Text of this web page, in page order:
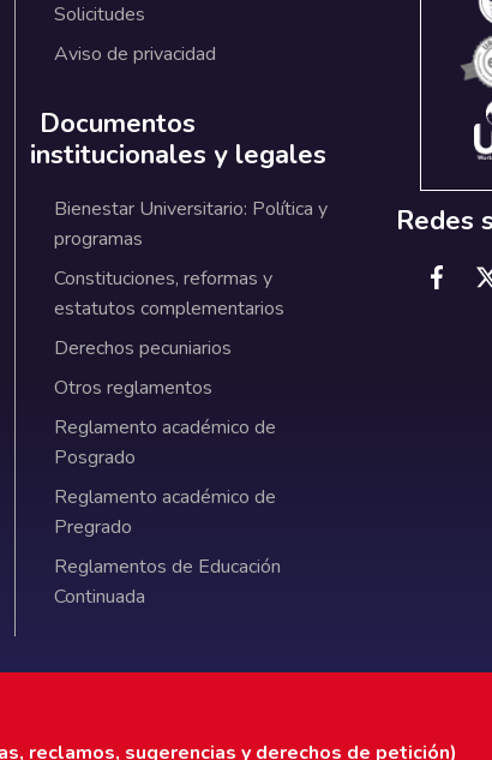
Solicitudes
Aviso de privacidad
Documentos
institucionales y legales
Bienestar Universitario: Política y
programas
Constituciones, reformas y
estatutos complementarios
Derechos pecuniarios
Otros reglamentos
Reglamento académico de
Posgrado
Reglamento académico de
Pregrado
Reglamentos de Educación
Continuada
Redes
reclamos, sugerencias y derechos de petición)